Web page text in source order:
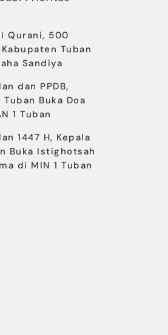
Qurani, 500
Tuban
Sandiya
dan PPDB,
Tuban Buka Doa
1 Tuban
1447 H, Kepala
Buka Istighotsah
di MIN 1 Tuban